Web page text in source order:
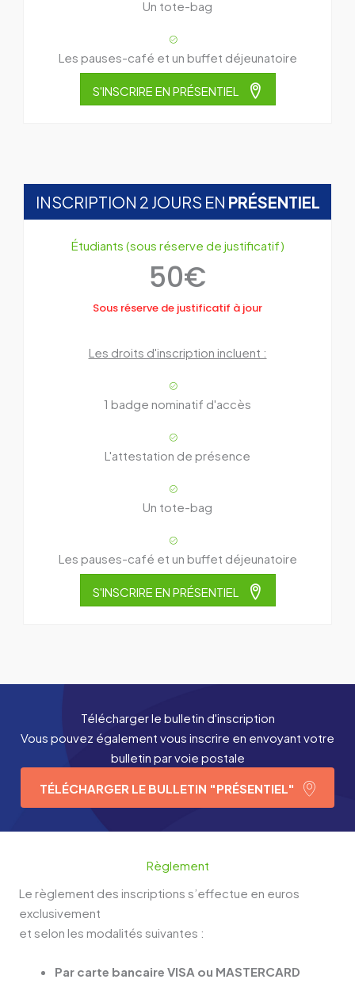
Un tote-bag
Les pauses-café et un buffet déjeunatoire
S'INSCRIRE EN PRÉSENTIEL
INSCRIPTION 2 JOURS EN PRÉSENTIEL
Étudiants (sous réserve de justificatif)
50€
Sous réserve de justificatif à jour
Les droits d'inscription incluent :
1 badge nominatif d'accès
L'attestation de présence
Un tote-bag
Les pauses-café et un buffet déjeunatoire
S'INSCRIRE EN PRÉSENTIEL
Télécharger le bulletin d'inscription
Vous pouvez également vous inscrire en envoyant votre
bulletin par voie postale
TÉLÉCHARGER LE BULLETIN "PRÉSENTIEL"
Règlement
Le règlement des inscriptions s’effectue en euros
exclusivement
et selon les modalités suivantes :
Par carte bancaire VISA ou MASTERCARD